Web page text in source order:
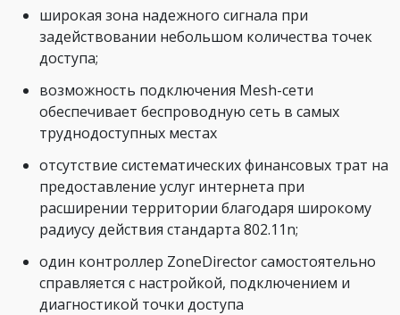
широкая зона надежного сигнала при
задействовании небольшом количества точек
доступа;
возможность подключения Mesh-сети
обеспечивает беспроводную сеть в самых
труднодоступных местах
отсутствие систематических финансовых трат на
предоставление услуг интернета при
расширении территории благодаря широкому
радиусу действия стандарта 802.11n;
один контроллер ZoneDirector самостоятельно
справляется с настройкой, подключением и
диагностикой точки доступа